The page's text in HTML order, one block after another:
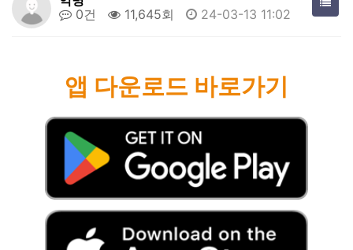
0건
11,645회 24-03-13 11:02
앱 다운로드 바로가기